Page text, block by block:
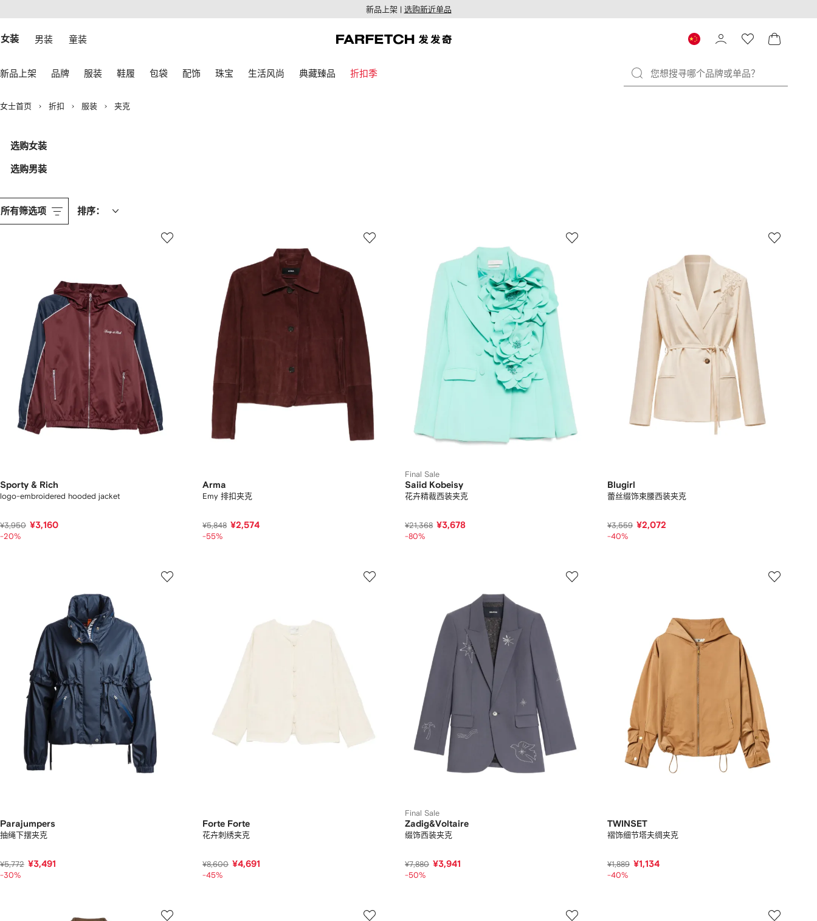
内
障碍网络
新品上架 | 选购新近单品
女装 男装 童装
新品上架 品牌 服装 鞋履 包袋 配饰 珠宝 生活风尚 典藏臻品 折扣季
女士首页 折扣 服装 夹克
选购女装
选购男装
所有筛选项 排序：
Sporty & Rich
logo-embroidered hooded jacket
¥3,950 ¥3,160
-20%
Arma
Emy 排扣夹克
¥5,848 ¥2,574
-55%
Final Sale
Saiid Kobeisy
花卉精裁西装夹克
¥21,368 ¥3,678
-80%
Blugirl
蕾丝缀饰束腰西装夹克
¥3,559 ¥2,072
-40%
Parajumpers
抽绳下摆夹克
¥5,772 ¥3,491
-30%
Forte Forte
花卉刺绣夹克
¥8,600 ¥4,691
-45%
Final Sale
Zadig&Voltaire
缀饰西装夹克
¥7,880 ¥3,941
-50%
TWINSET
褶饰细节塔夫绸夹克
¥1,889 ¥1,134
-40%